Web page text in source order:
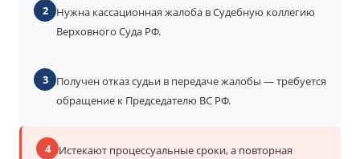
2
Нужна кассационная жалоба в Судебную коллегию
Верховного Суда РФ.
3
Получен отказ судьи в передаче жалобы — требуется
обращение к Председателю ВС РФ.
4
Истекают процессуальные сроки, а повторная